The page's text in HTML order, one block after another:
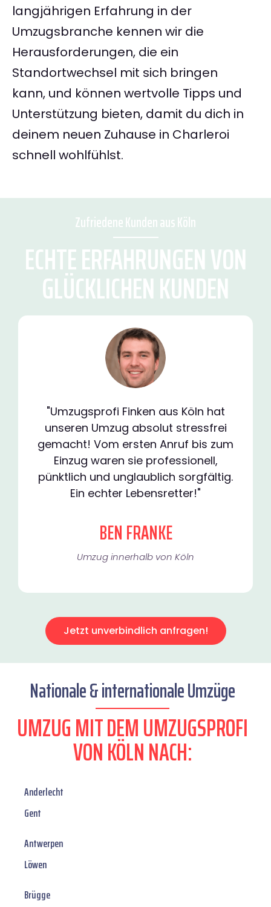
langjährigen Erfahrung in der
Umzugsbranche kennen wir die
Herausforderungen, die ein
Standortwechsel mit sich bringen
kann, und können wertvolle Tipps und
Unterstützung bieten, damit du dich in
deinem neuen Zuhause in Charleroi
schnell wohlfühlst.
Zufriedene Kunden aus Köln
ECHTE ERFAHRUNGEN VON
GLÜCKLICHEN KUNDEN
"Umzugsprofi Finken aus Köln hat
unseren Umzug absolut stressfrei
gemacht! Vom ersten Anruf bis zum
Einzug waren sie professionell,
pünktlich und unglaublich sorgfältig.
Ein echter Lebensretter!"
BEN FRANKE
Umzug innerhalb von Köln​
Jetzt unverbindlich anfragen!
Nationale & internationale Umzüge
UMZUG MIT DEM UMZUGSPROFI
VON KÖLN NACH:
Anderlecht
Gent
Antwerpen
Löwen
Brügge